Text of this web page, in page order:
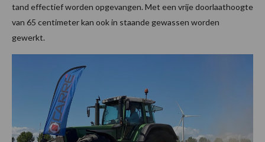
tand effectief worden opgevangen. Met een vrije doorlaathoogte
van 65 centimeter kan ook in staande gewassen worden
gewerkt.